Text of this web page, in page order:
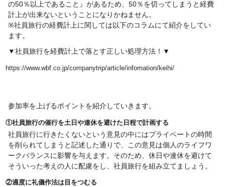
の50％以上であること』があるため、50％を切ってしまうと経費
計上が出来ないということになりかねません。
※社員旅行の経費計上に関しては以下のコラムにて紹介をしてい
ます。
▼社員旅行を経費計上で落とす正しい処理方法！▼
https://www.wbf.co.jp/companytrip/article/infomation/keihi/
参加率を上げるポイントを紹介していきます。
①社員旅行の催行を土日や連休を避けた日程で計画する
社員旅行に行きたくないという意見の中にはプライベートの時間
を削られてしまうと記述した通りで、この意見は個人のライフワ
ークバランスに影響を与えます。そのため、休日や連休を避けて
そういった考えの人に配慮をし、社員旅行を組み立てましょう。
②適度に礼儀作法は目をつむる